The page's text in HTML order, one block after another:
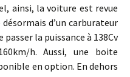
ainsi, la voiture est revue
d’un carburateur
la puissance à 138Cv
h. Aussi, une boite
en option. En dehors